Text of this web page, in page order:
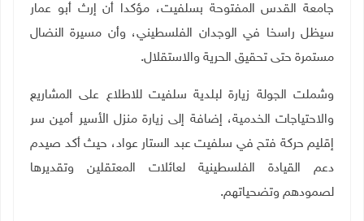
جامعة القدس المفتوحة بسلفيت، مؤكدا أن إرث أبو عمار
سيظل راسخا في الوجدان الفلسطيني، وأن مسيرة النضال
مستمرة حتى تحقيق الحرية والاستقلال.
وشملت الجولة زيارة لبلدية سلفيت للاطلاع على المشاريع
والاحتياجات الخدمية، إضافة إلى زيارة منزل الأسير أمين سر
إقليم حركة فتح في سلفيت عبد الستار عواد، حيث أكد صيدم
دعم القيادة الفلسطينية لعائلات المعتقلين وتقديرها
لصمودهم وتضحياتهم.